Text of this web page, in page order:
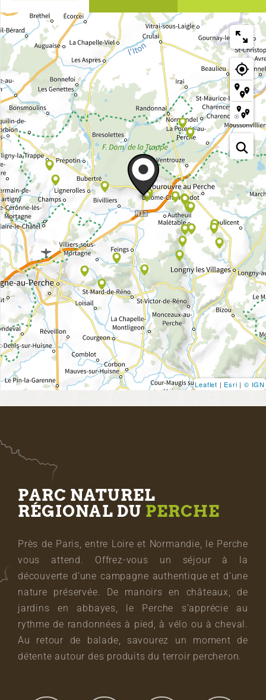
Leaflet | Esri | © IGN
PARC NATUREL
RÉGIONAL DU PERCHE
Près de Paris, entre Loire et Normandie, le Perche
vous attend. Offrez-vous un séjour à la
découverte d’une campagne authentique et d’une
nature préservée. De manoirs en châteaux, de
jardins en abbayes, le Perche s’apprécie au
rythme de randonnées à pied, à vélo ou à cheval.
Au retour de balade, savourez un moment de
détente autour des produits du terroir percheron.